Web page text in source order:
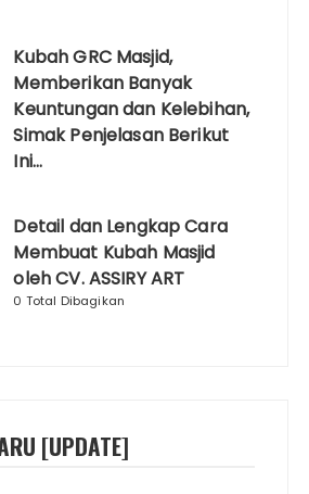
Kubah GRC Masjid,
Memberikan Banyak
Keuntungan dan Kelebihan,
Simak Penjelasan Berikut
Ini…
Detail dan Lengkap Cara
Membuat Kubah Masjid
oleh CV. ASSIRY ART
0 Total Dibagikan
[UPDATE]